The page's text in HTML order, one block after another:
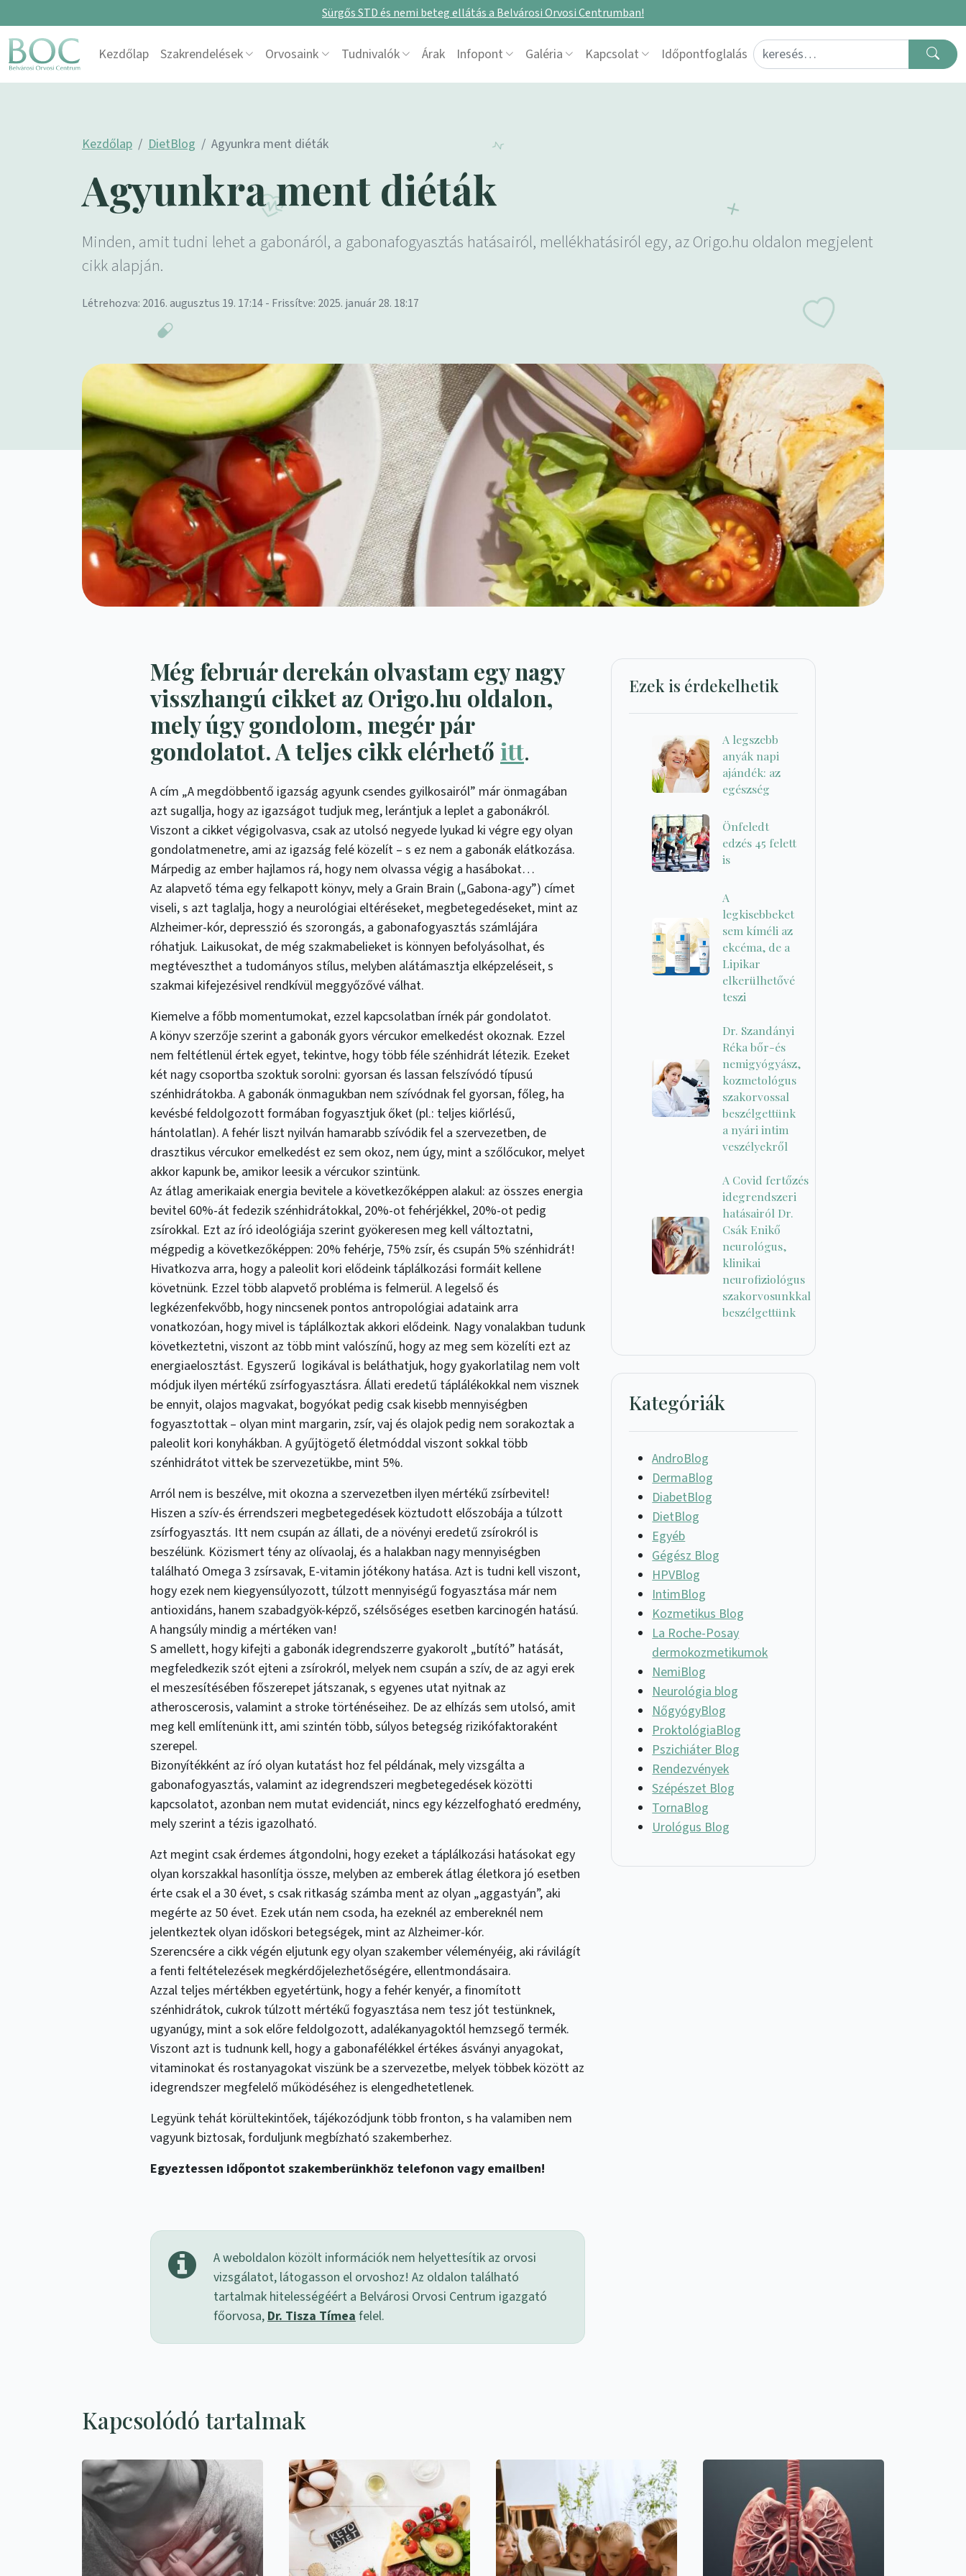
Sürgős STD és nemi beteg ellátás a Belvárosi Orvosi Centrumban!
Skip to content
Main Navigation
Kezdőlap Szakrendelések Orvosaink Tudnivalók Árak Infopont Galéria Kapcsolat Időpontfoglalás Search for:
Kezdőlap DietBlog Agyunkra ment diéták
Agyunkra ment diéták
Minden, amit tudni lehet a gabonáról, a gabonafogyasztás hatásairól, mellékhatásiról egy, az Origo.hu oldalon megjelent
cikk alapján.
Létrehozva: 2016. augusztus 19. 17:14 - Frissítve: 2025. január 28. 18:17
Még február derekán olvastam egy nagy
visszhangú cikket az Origo.hu oldalon,
mely úgy gondolom, megér pár
gondolatot. A teljes cikk elérhető itt.
A cím „A megdöbbentő igazság agyunk csendes gyilkosairól” már önmagában
azt sugallja, hogy az igazságot tudjuk meg, lerántjuk a leplet a gabonákról.
Viszont a cikket végigolvasva, csak az utolsó negyede lyukad ki végre egy olyan
gondolatmenetre, ami az igazság felé közelít – s ez nem a gabonák elátkozása.
Márpedig az ember hajlamos rá, hogy nem olvassa végig a hasábokat…
Az alapvető téma egy felkapott könyv, mely a Grain Brain („Gabona-agy”) címet
viseli, s azt taglalja, hogy a neurológiai eltéréseket, megbetegedéseket, mint az
Alzheimer-kór, depresszió és szorongás, a gabonafogyasztás számlájára
róhatjuk. Laikusokat, de még szakmabelieket is könnyen befolyásolhat, és
megtéveszthet a tudományos stílus, melyben alátámasztja elképzeléseit, s
szakmai kifejezésivel rendkívül meggyőzővé válhat.
Kiemelve a főbb momentumokat, ezzel kapcsolatban írnék pár gondolatot.
A könyv szerzője szerint a gabonák gyors vércukor emelkedést okoznak. Ezzel
nem feltétlenül értek egyet, tekintve, hogy több féle szénhidrát létezik. Ezeket
két nagy csoportba szoktuk sorolni: gyorsan és lassan felszívódó típusú
szénhidrátokba. A gabonák önmagukban nem szívódnak fel gyorsan, főleg, ha
kevésbé feldolgozott formában fogyasztjuk őket (pl.: teljes kiőrlésű,
hántolatlan). A fehér liszt nyilván hamarabb szívódik fel a szervezetben, de
drasztikus vércukor emelkedést ez sem okoz, nem úgy, mint a szőlőcukor, melyet
akkor kapunk be, amikor leesik a vércukor szintünk.
Az átlag amerikaiak energia bevitele a következőképpen alakul: az összes energia
bevitel 60%-át fedezik szénhidrátokkal, 20%-ot fehérjékkel, 20%-ot pedig
zsírokkal. Ezt az író ideológiája szerint gyökeresen meg kell változtatni,
mégpedig a következőképpen: 20% fehérje, 75% zsír, és csupán 5% szénhidrát!
Hivatkozva arra, hogy a paleolit kori elődeink táplálkozási formáit kellene
követnünk. Ezzel több alapvető probléma is felmerül. A legelső és
legkézenfekvőbb, hogy nincsenek pontos antropológiai adataink arra
vonatkozóan, hogy mivel is táplálkoztak akkori elődeink. Nagy vonalakban tudunk
következtetni, viszont az több mint valószínű, hogy az meg sem közelíti ezt az
energiaelosztást. Egyszerű logikával is beláthatjuk, hogy gyakorlatilag nem volt
módjuk ilyen mértékű zsírfogyasztásra. Állati eredetű táplálékokkal nem visznek
be ennyit, olajos magvakat, bogyókat pedig csak kisebb mennyiségben
fogyasztottak – olyan mint margarin, zsír, vaj és olajok pedig nem sorakoztak a
paleolit kori konyhákban. A gyűjtögető életmóddal viszont sokkal több
szénhidrátot vittek be szervezetükbe, mint 5%.
Arról nem is beszélve, mit okozna a szervezetben ilyen mértékű zsírbevitel!
Hiszen a szív-és érrendszeri megbetegedések köztudott előszobája a túlzott
zsírfogyasztás. Itt nem csupán az állati, de a növényi eredetű zsírokról is
beszélünk. Közismert tény az olívaolaj, és a halakban nagy mennyiségben
található Omega 3 zsírsavak, E-vitamin jótékony hatása. Azt is tudni kell viszont,
hogy ezek nem kiegyensúlyozott, túlzott mennyiségű fogyasztása már nem
antioxidáns, hanem szabadgyök-képző, szélsőséges esetben karcinogén hatású.
A hangsúly mindig a mértéken van!
S amellett, hogy kifejti a gabonák idegrendszerre gyakorolt „butító” hatását,
megfeledkezik szót ejteni a zsírokról, melyek nem csupán a szív, de az agyi erek
el meszesítésében főszerepet játszanak, s egyenes utat nyitnak az
atheroscerosis, valamint a stroke történéseihez. De az elhízás sem utolsó, amit
meg kell említenünk itt, ami szintén több, súlyos betegség rizikófaktoraként
szerepel.
Bizonyítékként az író olyan kutatást hoz fel példának, mely vizsgálta a
gabonafogyasztás, valamint az idegrendszeri megbetegedések közötti
kapcsolatot, azonban nem mutat evidenciát, nincs egy kézzelfogható eredmény,
mely szerint a tézis igazolható.
Azt megint csak érdemes átgondolni, hogy ezeket a táplálkozási hatásokat egy
olyan korszakkal hasonlítja össze, melyben az emberek átlag életkora jó esetben
érte csak el a 30 évet, s csak ritkaság számba ment az olyan „aggastyán”, aki
megérte az 50 évet. Ezek után nem csoda, ha ezeknél az embereknél nem
jelentkeztek olyan időskori betegségek, mint az Alzheimer-kór.
Szerencsére a cikk végén eljutunk egy olyan szakember véleményéig, aki rávilágít
a fenti feltételezések megkérdőjelezhetőségére, ellentmondásaira.
Azzal teljes mértékben egyetértünk, hogy a fehér kenyér, a finomított
szénhidrátok, cukrok túlzott mértékű fogyasztása nem tesz jót testünknek,
ugyanúgy, mint a sok előre feldolgozott, adalékanyagoktól hemzsegő termék.
Viszont azt is tudnunk kell, hogy a gabonafélékkel értékes ásványi anyagokat,
vitaminokat és rostanyagokat viszünk be a szervezetbe, melyek többek között az
idegrendszer megfelelő működéséhez is elengedhetetlenek.
Legyünk tehát körültekintőek, tájékozódjunk több fronton, s ha valamiben nem
vagyunk biztosak, forduljunk megbízható szakemberhez.
Egyeztessen időpontot szakemberünkhöz telefonon vagy emailben!
A weboldalon közölt információk nem helyettesítik az orvosi
vizsgálatot, látogasson el orvoshoz! Az oldalon található
tartalmak hitelességéért a Belvárosi Orvosi Centrum igazgató
főorvosa, Dr. Tisza Tímea felel.
Ezek is érdekelhetik
A legszebb
anyák napi
ajándék: az
egészség
Önfeledt
edzés 45 felett
is
A
legkisebbeket
sem kíméli az
ekcéma, de a
Lipikar
elkerülhetővé
teszi
Dr. Szandányi
Réka bőr-és
nemigyógyász,
kozmetológus
szakorvossal
beszélgettünk
a nyári intim
veszélyekről
A Covid fertőzés
idegrendszeri
hatásairól Dr.
Csák Enikő
neurológus,
klinikai
neurofiziológus
szakorvosunkkal
beszélgettünk
Kategóriák
AndroBlog
DermaBlog
DiabetBlog
DietBlog
Egyéb
Gégész Blog
HPVBlog
IntimBlog
Kozmetikus Blog
La Roche-Posay
dermokozmetikumok
NemiBlog
Neurológia blog
NőgyógyBlog
ProktológiaBlog
Pszichiáter Blog
Rendezvények
Szépészet Blog
TornaBlog
Urológus Blog
Kapcsolódó tartalmak